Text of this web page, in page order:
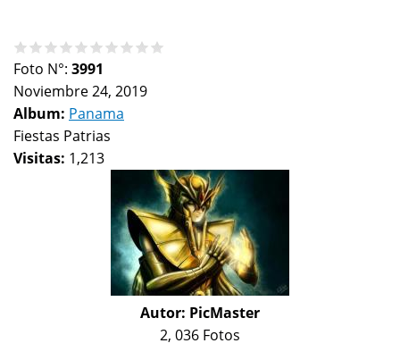
Foto N°: 3991
Noviembre 24, 2019
Album: Panama
Fiestas Patrias
Visitas: 1,213
Autor: PicMaster
2, 036 Fotos